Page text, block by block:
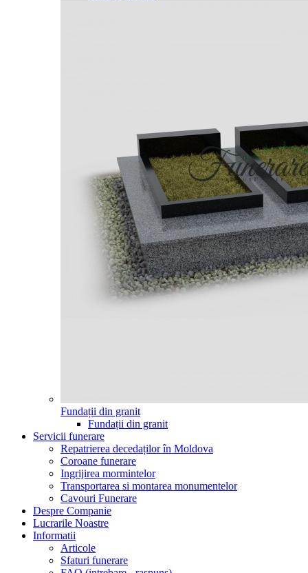
Fundații din granit
Fundații din granit
Servicii funerare
Repatrierea decedaților în Moldova
Coroane funerare
Ingrijirea mormintelor
Transportarea si montarea monumentelor
Cavouri Funerare
Despre Companie
Lucrarile Noastre
Informatii
Articole
Sfaturi funerare